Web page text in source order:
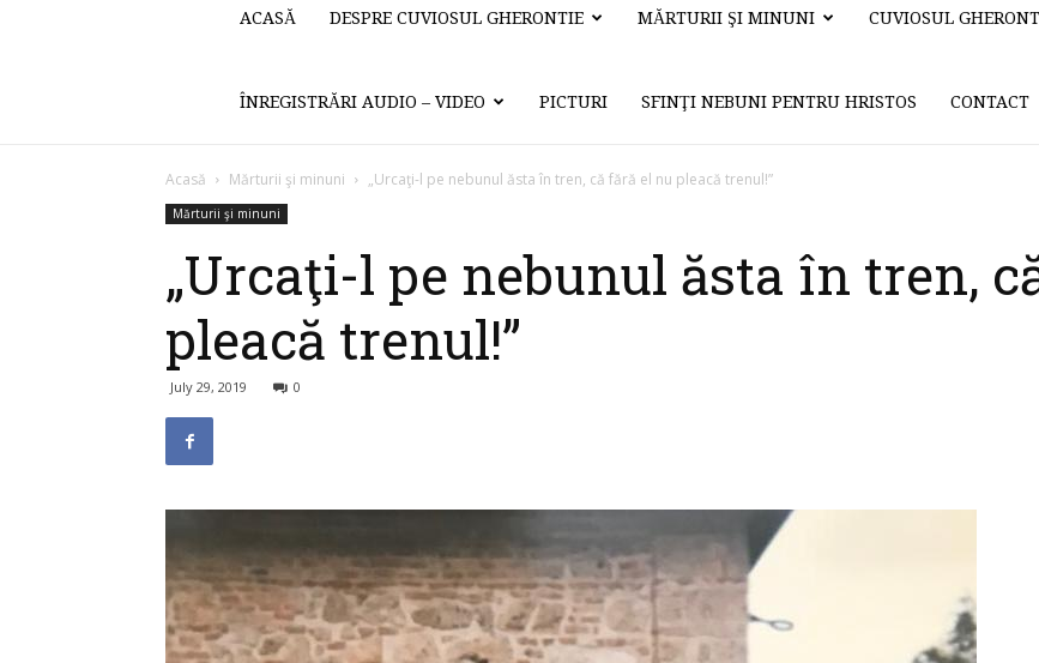
Cuviosul
ACASĂ DESPRE CUVIOSUL GHERONTIE MĂRTURII ŞI MINUNI CUVIOSUL
ÎNREGISTRĂRI AUDIO – VIDEO PICTURI SFINŢI NEBUNI PENTRU HRISTOS CONTACT
Acasă Mărturii şi minuni „Urcaţi-l pe nebunul ăsta în tren, că fără el nu pleacă trenul!”
Mărturii şi minuni
„Urcaţi-l pe nebunul ăsta în tren,
pleacă trenul!”
July 29, 2019 0